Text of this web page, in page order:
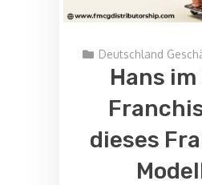
Deutschland
Hans
dieses